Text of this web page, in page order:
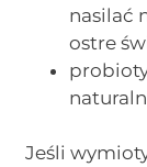
nasilać
ostre
Jeśli